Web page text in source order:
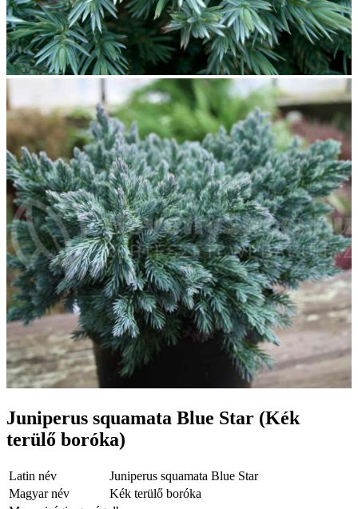
Juniperus squamata Blue Star (Kék
terülő boróka)
Latin név
Juniperus squamata Blue Star
Magyar név
Kék terülő boróka